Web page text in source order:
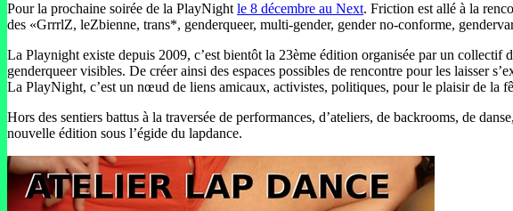
Pour la prochaine soirée de la PlayNight le 8 décembre au Next. Friction est allé à la
des «GrrrlZ, leZbienne, trans*, genderqueer, multi-gender, gender no-conforme,
La Playnight existe depuis 2009, c’est bientôt la 23ème édition organisée par un
genderqueer visibles. De créer ainsi des espaces possibles de rencontre pour les laisser
La PlayNight, c’est un nœud de liens amicaux, activistes, politiques, pour le plaisir de la
Hors des sentiers battus à la traversée de performances, d’ateliers, de backrooms, de
nouvelle édition sous l’égide du lapdance.